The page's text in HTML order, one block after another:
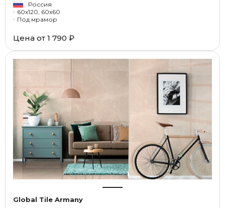
Россия
60x120, 60x60
Под мрамор
Цена от 1 790 ₽
Global Tile Armany